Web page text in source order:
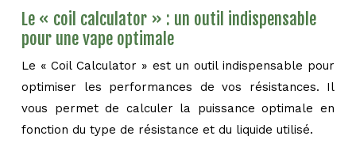
Le « coil calculator » : un outil indispensable
pour une vape optimale
Le « Coil Calculator » est un outil indispensable pour
optimiser les performances de vos résistances. Il
vous permet de calculer la puissance optimale en
fonction du type de résistance et du liquide utilisé.